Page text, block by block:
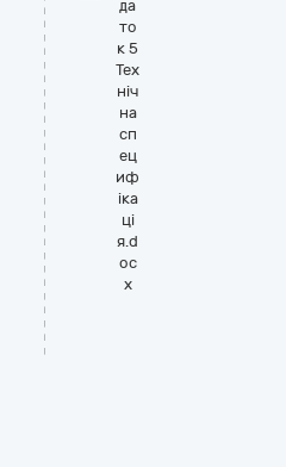
да
то
к 5
Тех
ніч
на
сп
ец
иф
іка
ці
я.d
oc
x